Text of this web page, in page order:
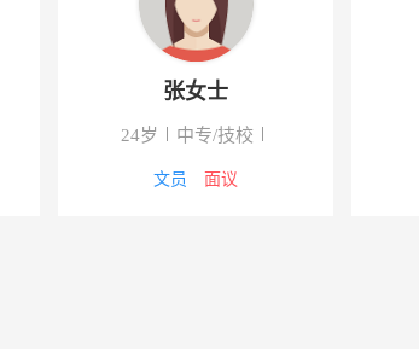
山西博基文化艺术有限公司
鹤壁卓筑工程建筑有限公司
山西太原宝贝计划品牌推广中心
张女士
24岁 中专/技校
文员 面议